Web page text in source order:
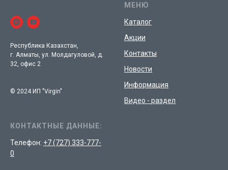
Республика Казахстан,
г. Алматы, ул. Молдагуловой, д.
32, офис 2
© 2024 ИП "Virgin"
МЕНЮ
Каталог
Акции
Контакты
Новости
Информация
Видео - раздел
КОНТАКТНЫЕ ДАННЫЕ:
Телефон: +7 (727) 333-777-
0